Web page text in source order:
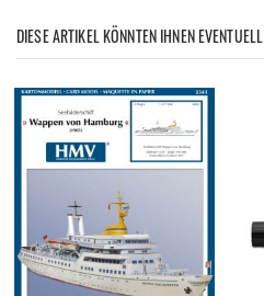
DIESE ARTIKEL KÖNNTEN IHNEN